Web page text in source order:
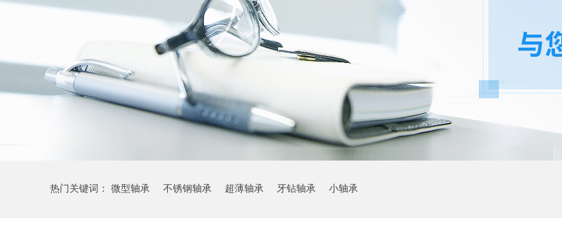
热门关键词： 微型轴承 不锈钢轴承 超薄轴承 牙钻轴承 小轴承